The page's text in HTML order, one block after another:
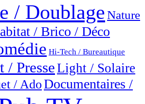
/ DoublageNature
/ Brico / Déco
Hi-Tech / Bureautique
/ PresseLight / Solaire
/ AdoDocumentaires /